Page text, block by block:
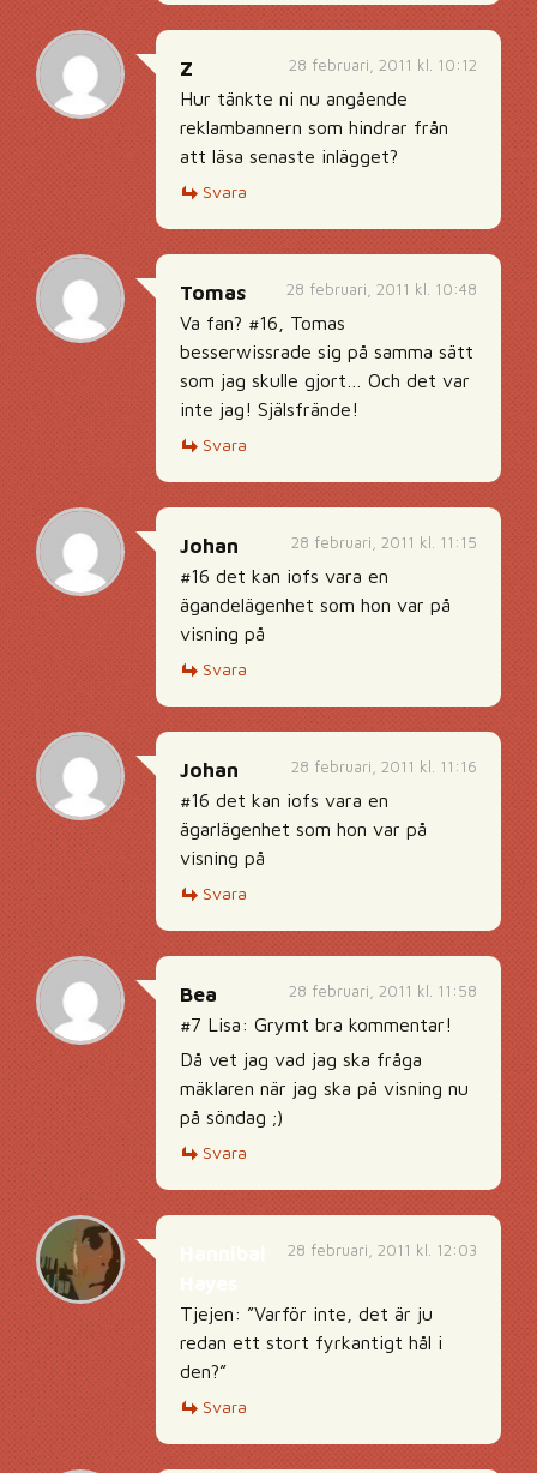
28 februari, 2011 kl. 10:12
Z
Hur tänkte ni nu angående
reklambannern som hindrar från
att läsa senaste inlägget?
Svara
28 februari, 2011 kl. 10:48
Tomas
Va fan? #16, Tomas
besserwissrade sig på samma sätt
som jag skulle gjort… Och det var
inte jag! Själsfrände!
Svara
28 februari, 2011 kl. 11:15
Johan
#16 det kan iofs vara en
ägandelägenhet som hon var på
visning på
Svara
28 februari, 2011 kl. 11:16
Johan
#16 det kan iofs vara en
ägarlägenhet som hon var på
visning på
Svara
28 februari, 2011 kl. 11:58
Bea
#7 Lisa: Grymt bra kommentar!
Då vet jag vad jag ska fråga
mäklaren när jag ska på visning nu
på söndag ;)
Svara
28 februari, 2011 kl. 12:03
Tjejen: ”Varför inte, det är ju
redan ett stort fyrkantigt hål i
den?”
Svara